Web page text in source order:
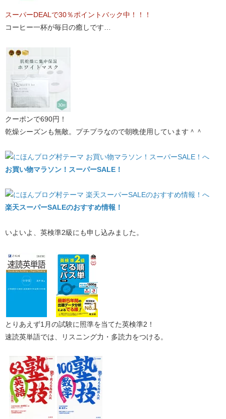
スーパーDEALで30％ポイントバック中！！！
コーヒー一杯が毎日の癒しです…
クーポンで690円！
乾燥シーズンも無敵。プチプラなので朝晩使用しています＾＾
お買い物マラソン！スーパーSALE！
楽天スーパーSALEのおすすめ情報！
いよいよ、英検準2級にも申し込みました。
とりあえず1月の試験に照準を当てた英検準2！
速読英単語では、リスニング力・多読力をつける。